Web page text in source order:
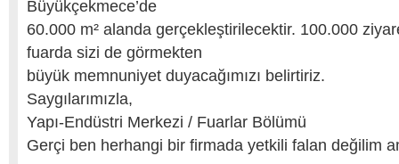
Büyükçekmece’de
60.000 m² alanda gerçekleştirilecektir. 100.000
fuarda sizi de görmekten
büyük memnuniyet duyacağımızı belirtiriz.
Saygılarımızla,
Yapı-Endüstri Merkezi / Fuarlar Bölümü
Gerçi ben herhangi bir firmada yetkili falan değilim